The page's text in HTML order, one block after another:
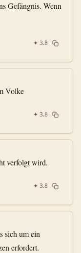
Gefängnis. Wenn
✦ 3.8
Volke
✦ 3.8
verfolgt wird.
✦ 3.8
sich um ein
erfordert.